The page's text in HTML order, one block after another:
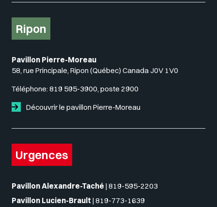
Ripon
Pavillon Pierre-Moreau
58, rue Principale, Ripon (Québec) Canada J0V 1V0
Téléphone: 819 595-3900, poste 2900
Découvrir le pavillon Pierre-Moreau
Urgences
Pavillon Alexandre-Taché | 819-595-2203
Pavillon Lucien-Brault | 819-773-1639